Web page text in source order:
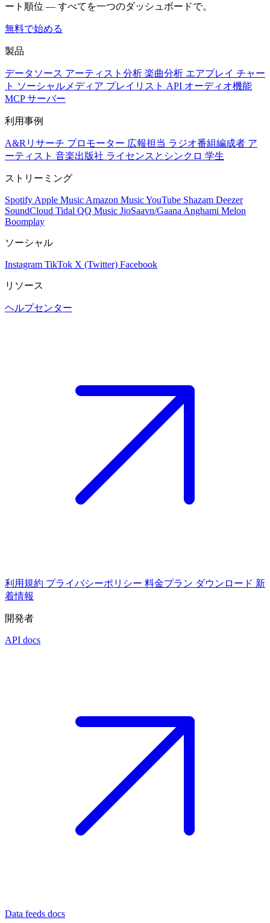
ート順位 — すべてを一つのダッシュボードで。
無料で始める
製品
データソース アーティスト分析 楽曲分析 エアプレイ チャー
ト ソーシャルメディア プレイリスト API オーディオ機能
MCP サーバー
利用事例
A&Rリサーチ プロモーター 広報担当 ラジオ番組編成者 ア
ーティスト 音楽出版社 ライセンスとシンクロ 学生
ストリーミング
Spotify Apple Music Amazon MusicYouTube Shazam Deezer
SoundCloud Tidal QQ Music JioSaavn/Gaana Anghami Melon
Boomplay
ソーシャル
Instagram TikTok X (Twitter) Facebook
リソース
ヘルプセンター
利用規約 プライバシーポリシー 料金プラン ダウンロード 新
着情報
開発者
API docs
Data feeds docs